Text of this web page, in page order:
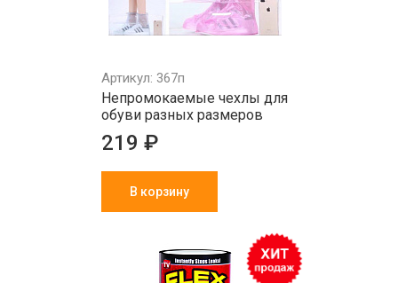
Артикул: 367п
Непромокаемые чехлы для
обуви разных размеров
219 ₽
В корзину